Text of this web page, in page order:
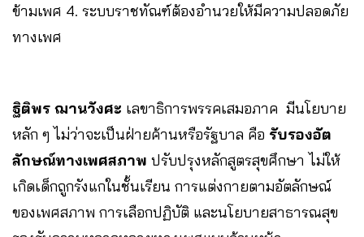
ข้ามเพศ 4. ระบบราชทัณฑ์ต้องอำนวยให้มีความปลอดภัย
ทางเพศ
ฐิติพร ฌานวังศะ เลขาธิการพรรคเสมอภาค มีนโยบาย
หลัก ๆ ไม่ว่าจะเป็นฝ่ายค้านหรือรัฐบาล คือ รับรองอัต
ลักษณ์ทางเพศสภาพ ปรับปรุงหลักสูตรสุขศึกษา ไม่ให้
เกิดเด็กถูกรังแกในชั้นเรียน การแต่งกายตามอัตลักษณ์
ของเพศสภาพ การเลือกปฏิบัติ และนโยบายสาธารณสุข